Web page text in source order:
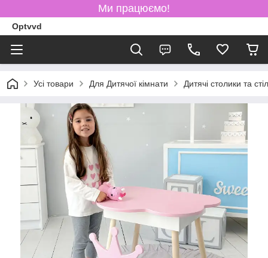
Ми працюємо!
Optvvd
Усі товари Для Дитячої кімнати Дитячі столики та